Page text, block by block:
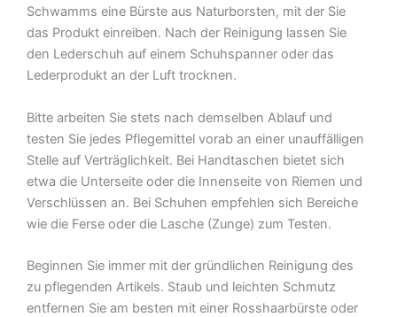
Schwamms eine Bürste aus Naturborsten, mit der Sie
das Produkt einreiben. Nach der Reinigung lassen Sie
den Lederschuh auf einem Schuhspanner oder das
Lederprodukt an der Luft trocknen.
Bitte arbeiten Sie stets nach demselben Ablauf und
testen Sie jedes Pflegemittel vorab an einer unauffälligen
Stelle auf Verträglichkeit. Bei Handtaschen bietet sich
etwa die Unterseite oder die Innenseite von Riemen und
Verschlüssen an. Bei Schuhen empfehlen sich Bereiche
wie die Ferse oder die Lasche (Zunge) zum Testen.
Beginnen Sie immer mit der gründlichen Reinigung des
zu pflegenden Artikels. Staub und leichten Schmutz
entfernen Sie am besten mit einer Rosshaarbürste oder